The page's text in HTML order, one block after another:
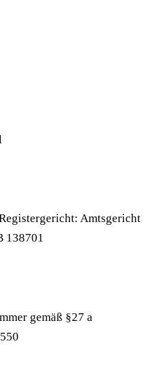
Amtsgericht
138701
gemäß §27 a